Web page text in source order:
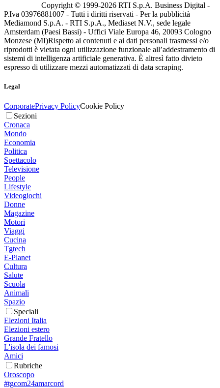
Copyright © 1999-2026 RTI S.p.A. Business Digital -
P.Iva 03976881007 - Tutti i diritti riservati - Per la pubblicità
Mediamond S.p.A. - RTI S.p.A., Mediaset N.V., sede legale
Amsterdam (Paesi Bassi) - Uffici Viale Europa 46, 20093 Cologno
Monzese (MI)Rispetto ai contenuti e ai dati personali trasmessi e/o
riprodotti è vietata ogni utilizzazione funzionale all’addestramento di
sistemi di intelligenza artificiale generativa. È altresì fatto divieto
espresso di utilizzare mezzi automatizzati di data scraping.
Legal
CorporatePrivacy PolicyCookie Policy
Sezioni
Cronaca
Mondo
Economia
Politica
Spettacolo
Televisione
People
Lifestyle
Videogiochi
Donne
Magazine
Motori
Viaggi
Cucina
Tgtech
E-Planet
Cultura
Salute
Scuola
Animali
Spazio
Speciali
Elezioni Italia
Elezioni estero
Grande Fratello
L'isola dei famosi
Amici
Rubriche
Oroscopo
#tgcom24amarcord